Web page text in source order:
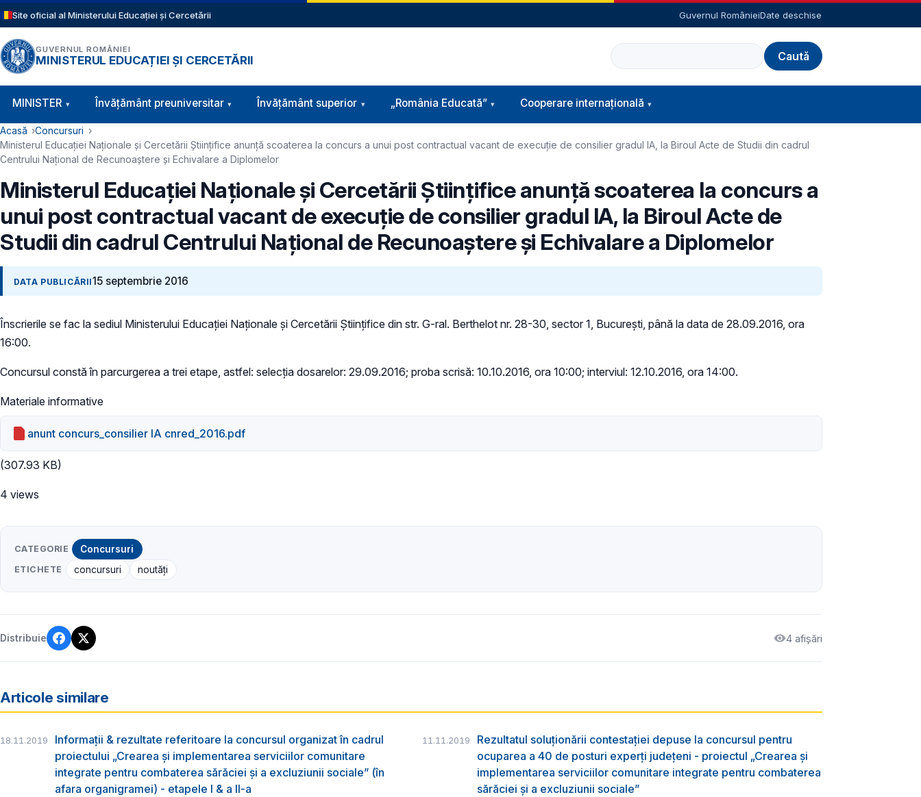
Sari la conținutul principal
Site oficial al Ministerului Educației și Cercetării Guvernul RomânieiDate deschise
GUVERNUL ROMÂNIEI
MINISTERUL EDUCAȚIEI ȘI CERCETĂRII
Caută
Navigație principală
MINISTER Învăţământ preuniversitar Învățământ superior „România Educată” Cooperare internațională
Cale de navigare
Acasă
Concursuri
Ministerul Educației Naționale şi Cercetării Științifice anunță scoaterea la concurs a unui post contractual vacant de execuție de consilier gradul IA, la Biroul Acte de Studii din cadrul
Centrului Național de Recunoaștere și Echivalare a Diplomelor
Ministerul Educației Naționale şi Cercetării Științifice anunță scoaterea la concurs a
unui post contractual vacant de execuție de consilier gradul IA, la Biroul Acte de
Studii din cadrul Centrului Național de Recunoaștere și Echivalare a Diplomelor
DATA PUBLICĂRII15 septembrie 2016
Înscrierile se fac la sediul Ministerului Educației Naționale și Cercetării Științifice din str. G-ral. Berthelot nr. 28-30, sector 1, București, până la data de 28.09.2016, ora
16:00.
Concursul constă în parcurgerea a trei etape, astfel: selecția dosarelor: 29.09.2016; proba scrisă: 10.10.2016, ora 10:00; interviul: 12.10.2016, ora 14:00.
Materiale informative
anunt concurs_consilier IA cnred_2016.pdf
(307.93 KB)
4 views
CATEGORIE Concursuri
ETICHETE concursuri noutăți
Distribuie 4 afișări
Articole similare
18.11.2019
Informații & rezultate referitoare la concursul organizat în cadrul
proiectului „Crearea și implementarea serviciilor comunitare
integrate pentru combaterea sărăciei și a excluziunii sociale” (în
afara organigramei) - etapele I & a II-a
11.11.2019
Rezultatul soluționării contestației depuse la concursul pentru
ocuparea a 40 de posturi experți județeni - proiectul „Crearea și
implementarea serviciilor comunitare integrate pentru combaterea
sărăciei și a excluziunii sociale”